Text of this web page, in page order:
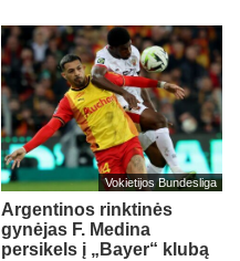
Vokietijos Bundesliga
Argentinos rinktinės
gynėjas F. Medina
persikels į „Bayer“ klubą